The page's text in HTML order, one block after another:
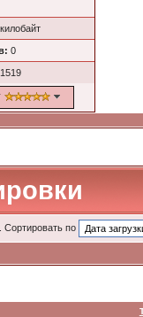
0
1519
Сортировать по